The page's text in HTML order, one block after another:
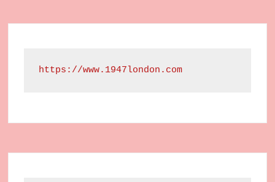
https://www.1947london.com